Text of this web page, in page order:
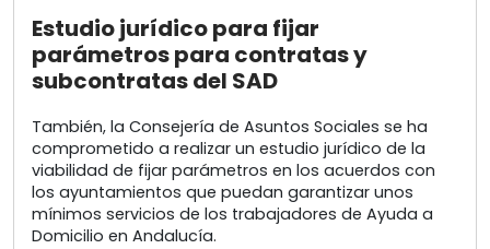
Estudio jurídico para fijar
parámetros para contratas y
subcontratas del SAD
También, la Consejería de Asuntos Sociales se ha
comprometido a realizar un estudio jurídico de la
viabilidad de fijar parámetros en los acuerdos con
los ayuntamientos que puedan garantizar unos
mínimos servicios de los trabajadores de Ayuda a
Domicilio en Andalucía.